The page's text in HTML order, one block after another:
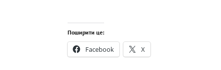
Поширити це:
Facebook X